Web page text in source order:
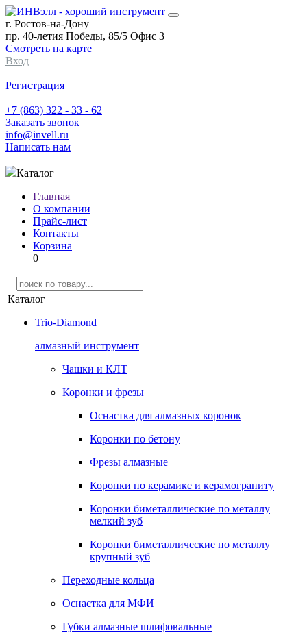
г. Ростов-на-Дону
пр. 40-летия Победы, 85/5 Офис 3
Смотреть на карте
Вход
Регистрация
+7 (863) 322 - 33 - 62
Заказать звонок
info@invell.ru
Написать нам
Каталог
Главная
О компании
Прайс-лист
Контакты
Корзина
0
Каталог
Trio-Diamond
алмазный инструмент
Чашки и КЛТ
Коронки и фрезы
Оснастка для алмазных коронок
Коронки по бетону
Фрезы алмазные
Коронки по керамике и керамограниту
Коронки биметаллические по металлу
мелкий зуб
Коронки биметаллические по металлу
крупный зуб
Переходные кольца
Оснастка для МФИ
Губки алмазные шлифовальные